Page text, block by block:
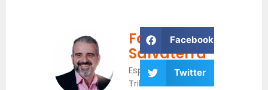
Fabrício
Salvaterra
Especialista
Tributário
Facebook
Twitter